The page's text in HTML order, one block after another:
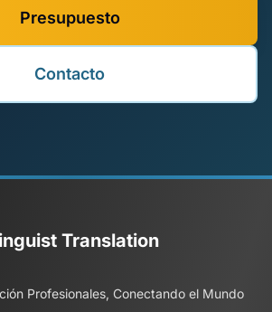
Presupuesto
Contacto
Translation
Profesionales, Conectando el Mundo